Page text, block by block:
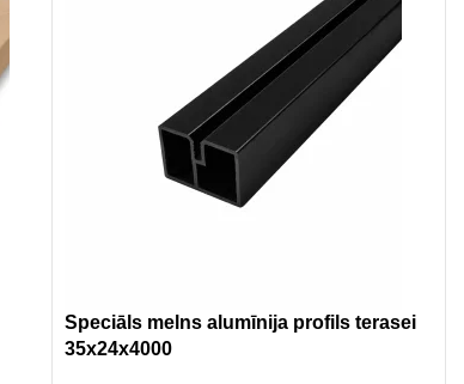
Speciāls melns alumīnija profils terasei
35x24x4000